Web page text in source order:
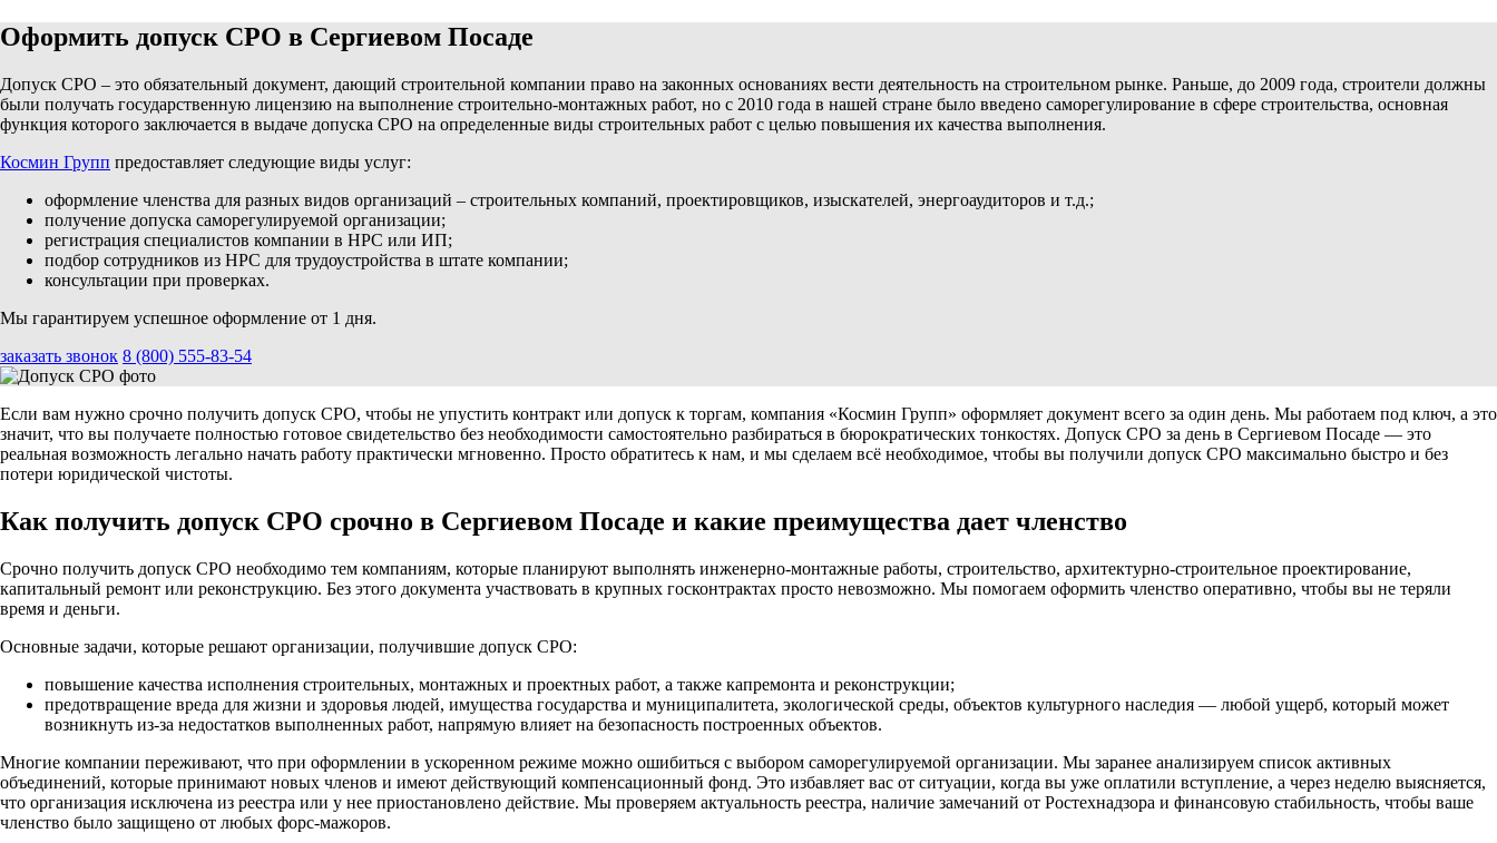
Оформить допуск СРО в Сергиевом Посаде
Допуск СРО – это обязательный документ, дающий строительной компании право на законных основаниях вести деятельность на строительном рынке. Раньше, до 2009 года, строители должны
были получать государственную лицензию на выполнение строительно-монтажных работ, но с 2010 года в нашей стране было введено саморегулирование в сфере строительства, основная
функция которого заключается в выдаче допуска СРО на определенные виды строительных работ с целью повышения их качества выполнения.
Космин Групп предоставляет следующие виды услуг:
оформление членства для разных видов организаций – строительных компаний, проектировщиков, изыскателей, энергоаудиторов и т.д.;
получение допуска саморегулируемой организации;
регистрация специалистов компании в НРС или ИП;
подбор сотрудников из НРС для трудоустройства в штате компании;
консультации при проверках.
Мы гарантируем успешное оформление от 1 дня.
заказать звонок 8 (800) 555-83-54
Если вам нужно срочно получить допуск СРО, чтобы не упустить контракт или допуск к торгам, компания «Космин Групп» оформляет документ всего за один день. Мы работаем под ключ, а это
значит, что вы получаете полностью готовое свидетельство без необходимости самостоятельно разбираться в бюрократических тонкостях. Допуск СРО за день в Сергиевом Посаде — это
реальная возможность легально начать работу практически мгновенно. Просто обратитесь к нам, и мы сделаем всё необходимое, чтобы вы получили допуск СРО максимально быстро и без
потери юридической чистоты.
Как получить допуск СРО срочно в Сергиевом Посаде и какие преимущества дает членство
Срочно получить допуск СРО необходимо тем компаниям, которые планируют выполнять инженерно-монтажные работы, строительство, архитектурно-строительное проектирование,
капитальный ремонт или реконструкцию. Без этого документа участвовать в крупных госконтрактах просто невозможно. Мы помогаем оформить членство оперативно, чтобы вы не теряли
время и деньги.
Основные задачи, которые решают организации, получившие допуск СРО:
повышение качества исполнения строительных, монтажных и проектных работ, а также капремонта и реконструкции;
предотвращение вреда для жизни и здоровья людей, имущества государства и муниципалитета, экологической среды, объектов культурного наследия — любой ущерб, который может
возникнуть из-за недостатков выполненных работ, напрямую влияет на безопасность построенных объектов.
Многие компании переживают, что при оформлении в ускоренном режиме можно ошибиться с выбором саморегулируемой организации. Мы заранее анализируем список активных
объединений, которые принимают новых членов и имеют действующий компенсационный фонд. Это избавляет вас от ситуации, когда вы уже оплатили вступление, а через неделю выясняется,
что организация исключена из реестра или у нее приостановлено действие. Мы проверяем актуальность реестра, наличие замечаний от Ростехнадзора и финансовую стабильность, чтобы ваше
членство было защищено от любых форс-мажоров.